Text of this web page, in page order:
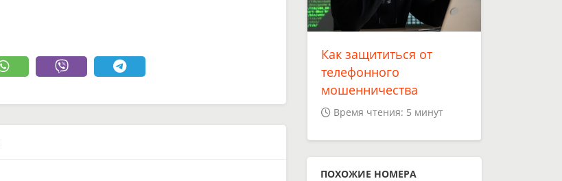
Как защититься от
телефонного
мошенничества
Время чтения: 5 минут
ПОХОЖИЕ НОМЕРА